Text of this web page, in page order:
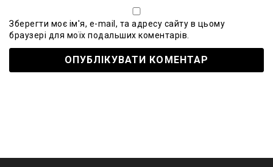
Зберегти моє ім'я, e-mail, та адресу сайту в цьому
браузері для моїх подальших коментарів.